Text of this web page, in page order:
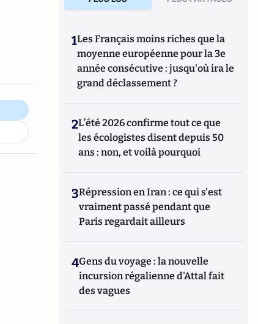
1Les Français moins riches que la
moyenne européenne pour la 3e
année consécutive : jusqu'où ira le
grand déclassement ?
2L’été 2026 confirme tout ce que
les écologistes disent depuis 50
ans : non, et voilà pourquoi
3Répression en Iran : ce qui s'est
vraiment passé pendant que
Paris regardait ailleurs
4Gens du voyage : la nouvelle
incursion régalienne d'Attal fait
des vagues